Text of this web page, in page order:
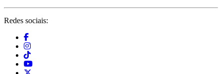
Redes sociais: